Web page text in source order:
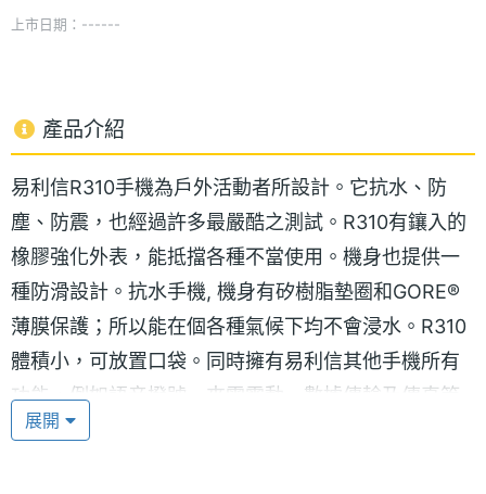
上市日期：------
產品介紹
易利信R310手機為戶外活動者所設計。它抗水、防
塵、防震，也經過許多最嚴酷之測試。R310有鑲入的
橡膠強化外表，能抵擋各種不當使用。機身也提供一
種防滑設計。抗水手機, 機身有矽樹脂墊圈和GORE®
薄膜保護；所以能在個各種氣候下均不會浸水。R310
體積小，可放置口袋。同時擁有易利信其他手機所有
功能，例如語音撥號、來電震動、數據傳輸及傳真等
功能。R310有4種具吸引力的顏色：鮮橘色、海藍
展開